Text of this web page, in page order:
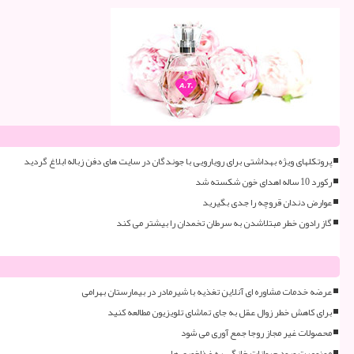
پروتکلهای ویژه بهداشتی برای رویارویی با جوندگان در سایت های دفن زباله ابلاغ گردید
رکورد 10 ساله اهدای خون شکسته شد
عوارض دندان قروچه را جدی بگیرید
گاز رادون خطر مبتلاشدن به سرطان تخمدان را بیشتر می کند
عرضه خدمات مشاوره ای آنلاین تغذیه با شیرمادر در بیمارستان بهرامی
برای کاهش خطر زوال عقل به جای تماشای تلویزیون مطالعه کنید
محصولات غیر مجاز روجا جمع آوری می شود